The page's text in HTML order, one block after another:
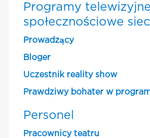
Programy
społecznościowe
Prowadzący
Bloger
Uczestnik reality show
Prawdziwy bohater w
Personel
Pracownicy teatru